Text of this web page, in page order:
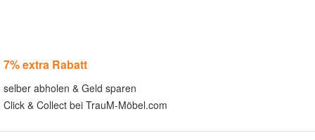
7% extra Rabatt
selber abholen & Geld sparen
Click & Collect bei TrauM-Möbel.com